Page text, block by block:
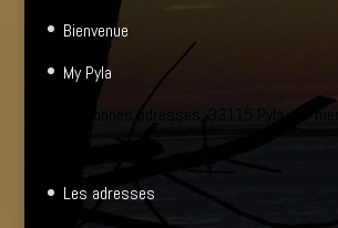
Bienvenue
My Pyla
Les bonnes adresses, 33115 Pyla sur mer
Les adresses